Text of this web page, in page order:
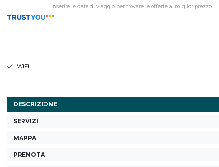
inserire le date di viaggio per trovare le offerte al miglior prezzo
WiFi
DESCRIZIONE
SERVIZI
MAPPA
PRENOTA